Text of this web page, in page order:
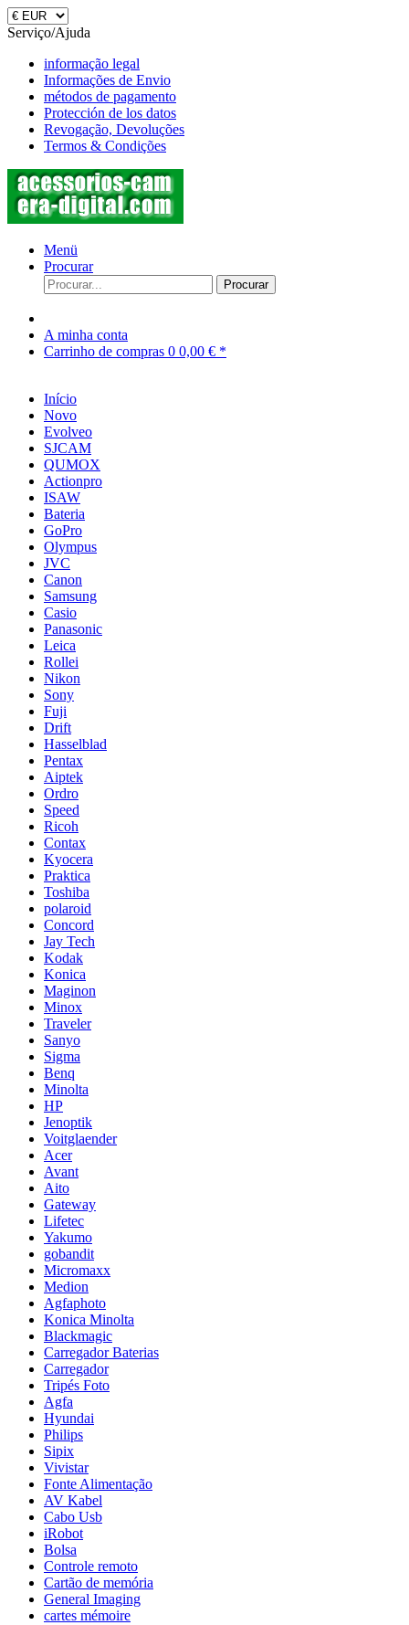
Serviço/Ajuda
informação legal
Informações de Envio
métodos de pagamento
Protección de los datos
Revogação, Devoluções
Termos & Condições
Menü
Procurar
Procurar
A minha conta
Carrinho de compras 0 0,00 € *
Início
Novo
Evolveo
SJCAM
QUMOX
Actionpro
ISAW
Bateria
GoPro
Olympus
JVC
Canon
Samsung
Casio
Panasonic
Leica
Rollei
Nikon
Sony
Fuji
Drift
Hasselblad
Pentax
Aiptek
Ordro
Speed
Ricoh
Contax
Kyocera
Praktica
Toshiba
polaroid
Concord
Jay Tech
Kodak
Konica
Maginon
Minox
Traveler
Sanyo
Sigma
Benq
Minolta
HP
Jenoptik
Voitglaender
Acer
Avant
Aito
Gateway
Lifetec
Yakumo
gobandit
Micromaxx
Medion
Agfaphoto
Konica Minolta
Blackmagic
Carregador Baterias
Carregador
Tripés Foto
Agfa
Hyundai
Philips
Sipix
Vivistar
Fonte Alimentação
AV Kabel
Cabo Usb
iRobot
Bolsa
Controle remoto
Cartão de memória
General Imaging
cartes mémoire